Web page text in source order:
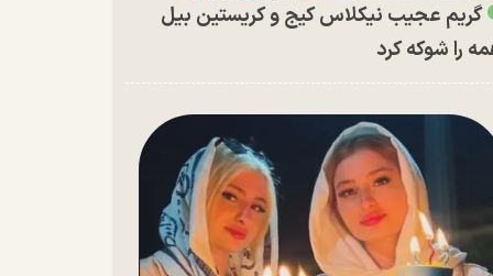
گریم عجیب نیکلاس کیج و کریستین بیل
را شوکه کرد